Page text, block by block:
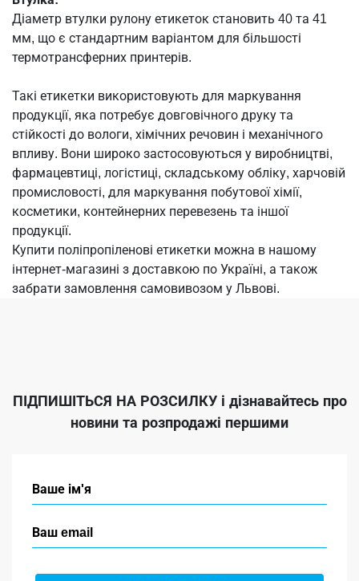
Діаметр втулки рулону етикеток становить 40 та 41
мм, що є стандартним варіантом для більшості
термотрансферних принтерів.
Такі етикетки використовують для маркування
продукції, яка потребує довговічного друку та
стійкості до вологи, хімічних речовин і механічного
впливу. Вони широко застосовуються у виробництві,
фармацевтиці, логістиці, складському обліку, харчовій
промисловості, для маркування побутової хімії,
косметики, контейнерних перевезень та іншої
продукції.
Купити поліпропіленові етикетки можна в нашому
інтернет-магазині з доставкою по Україні, а також
забрати замовлення самовивозом у Львові.
ПІДПИШІТЬСЯ НА РОЗСИЛКУі дізнавайтесь про
новини та розпродажі першими